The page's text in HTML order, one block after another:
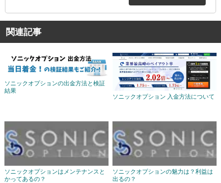
関連記事
ソニックオプションの出金方法と検証
結果
ソニックオプション 入金方法について
ソニックオプションはメンテナンスと
かってあるの？
ソニックオプションの魅力は？利益は
出るの？